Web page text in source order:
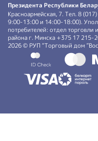
Президента Республики
Красноармейская, 7. Тел. 8
9:00-13:00 и 14:00-18:00).
потребителей: отдел торговли
района г. Минска +375 17
2026 © РУП “Торговый дом